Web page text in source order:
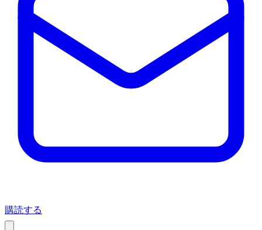
購読する